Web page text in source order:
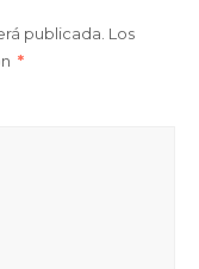
publicada. Los
*